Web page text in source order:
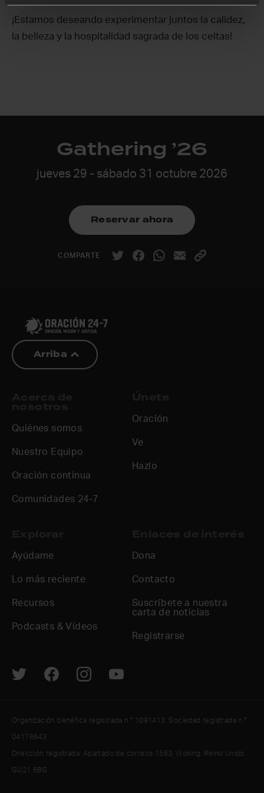
¡Estamos deseando experimentar juntos la calidez,
la belleza y la hospitalidad sagrada de los celtas!
Gathering ’26
jueves 29 - sábado 31 octubre 2026
COMPARTE
Reservar ahora
Arriba
Quiénes somos
Nuestro Equipo
Oración continua
Comunidades 24-7
Oración
Ve
Hazlo
Ayúdame
Lo más reciente
Recursos
Podcasts & Vídeos
Dona
Contacto
Suscríbete a nuestra
carta de noticias
Registrarse
Organización benéfica registrada n.° 1091413. Sociedad registrada n.°
04176643
Dirección registrada: Apartado de correos 1563, Woking, Reino Unido
GU21 6BG